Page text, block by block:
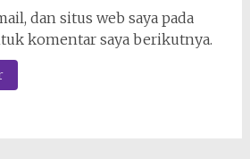
dan situs web saya pada
komentar saya berikutnya.